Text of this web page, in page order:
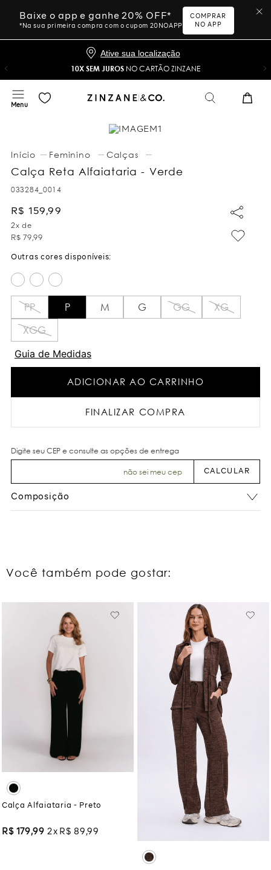
Baixe o app e ganhe 20% OFF*
*Na sua primeira compra com o cupom 20NOAPP
COMPRAR
NO APP
Ative sua localização
10X SEM JUROS NO CARTÃO ZINZANE
Feminino Calças
Calça Reta Alfaiataria - Verde
033284_0014
R$ 159,99
2x de
R$ 79,99
PP P M G GG
XG
XGG
Guia de Medidas
ADICIONAR AO CARRINHO
FINALIZAR COMPRA
não sei meu cep
Composição
Você também pode gostar:
Calça Alfaiataria - Preto
R$ 179,99 2 R$ 89 ,99